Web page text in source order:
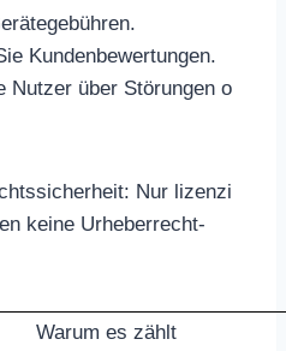
Kundenbewertungen.
Nutzer über Störungen o
Nur lizenzi
keine Urheberrecht-
Warum es zählt